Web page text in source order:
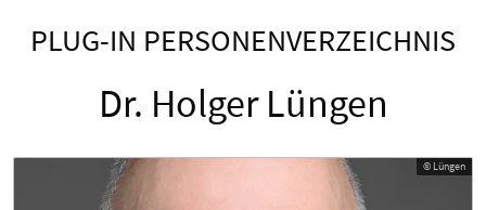
PLUG-IN PERSONENVERZEICHNIS
Dr. Holger Lüngen
© Lüngen